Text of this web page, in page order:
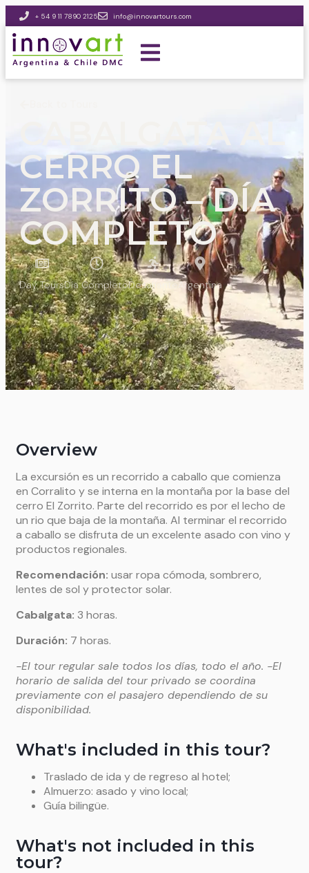
+ 54 9 11 7890 2125 info@innovartours.com
CERRO EL
ZORRITO – DÍA
COMPLETO
Day ToursDía CompletoDesafiante Argentina
Overview
La excursión es un recorrido a caballo que comienza
en Corralito y se interna en la montaña por la base del
cerro El Zorrito. Parte del recorrido es por el lecho de
un rio que baja de la montaña. Al terminar el recorrido
a caballo se disfruta de un excelente asado con vino y
productos regionales.
Recomendación: usar ropa cómoda, sombrero,
lentes de sol y protector solar.
Cabalgata: 3 horas.
Duración: 7 horas.
-El tour regular sale todos los días, todo el año. -El
horario de salida del tour privado se coordina
previamente con el pasajero dependiendo de su
disponibilidad.
What's included in this tour?
Traslado de ida y de regreso al hotel;
Almuerzo: asado y vino local;
Guía bilingüe.
What's not included in this
tour?